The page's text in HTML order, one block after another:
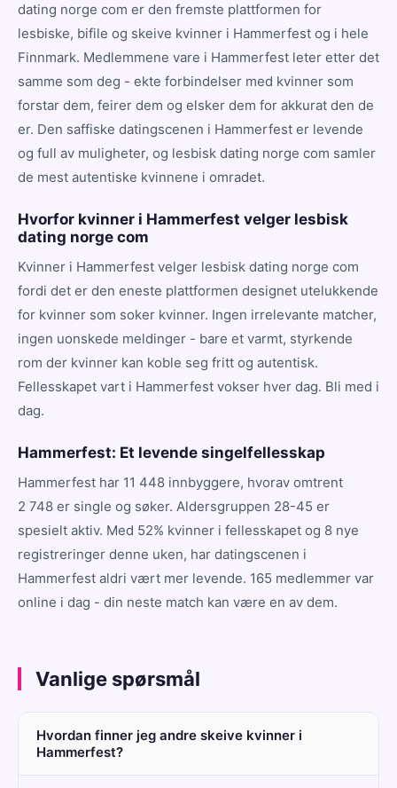
dating norge com er den fremste plattformen for
lesbiske, bifile og skeive kvinner i Hammerfest og i hele
Finnmark. Medlemmene vare i Hammerfest leter etter det
samme som deg - ekte forbindelser med kvinner som
forstar dem, feirer dem og elsker dem for akkurat den de
er. Den saffiske datingscenen i Hammerfest er levende
og full av muligheter, og lesbisk dating norge com samler
de mest autentiske kvinnene i omradet.
Hvorfor kvinner i Hammerfest velger lesbisk
dating norge com
Kvinner i Hammerfest velger lesbisk dating norge com
fordi det er den eneste plattformen designet utelukkende
for kvinner som soker kvinner. Ingen irrelevante matcher,
ingen uonskede meldinger - bare et varmt, styrkende
rom der kvinner kan koble seg fritt og autentisk.
Fellesskapet vart i Hammerfest vokser hver dag. Bli med i
dag.
Hammerfest: Et levende singelfellesskap
Hammerfest har 11 448 innbyggere, hvorav omtrent
2 748 er single og søker. Aldersgruppen 28-45 er
spesielt aktiv. Med 52% kvinner i fellesskapet og 8 nye
registreringer denne uken, har datingscenen i
Hammerfest aldri vært mer levende. 165 medlemmer var
online i dag - din neste match kan være en av dem.
Vanlige spørsmål
Hvordan finner jeg andre skeive kvinner i
Hammerfest?